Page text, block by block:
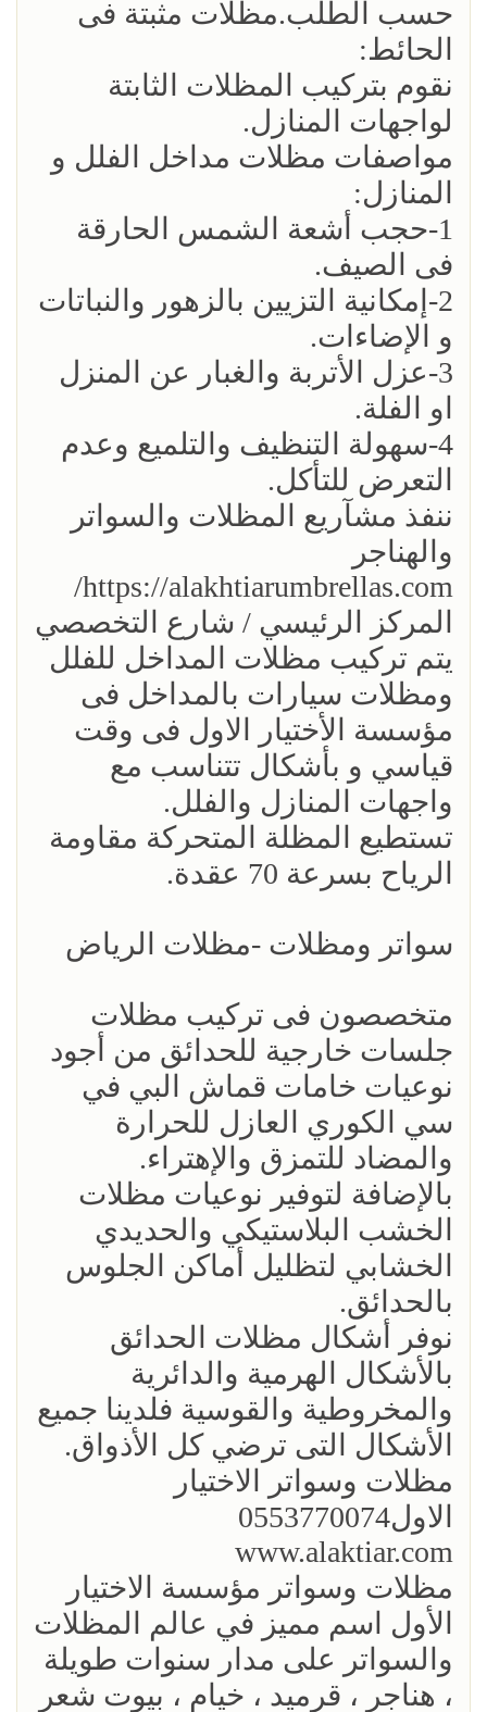
حسب الطلب.مظلات مثبتة فى
الحائط:
نقوم بتركيب المظلات الثابتة
لواجهات المنازل.
مواصفات مظلات مداخل الفلل و
المنازل:
1-حجب أشعة الشمس الحارقة
فى الصيف.
2-إمكانية التزيين بالزهور والنباتات
و الإضاءات.
3-عزل الأتربة والغبار عن المنزل
او الفلة.
4-سهولة التنظيف والتلميع وعدم
التعرض للتأكل.
ننفذ مشآريع المظلات والسواتر
والهناجر
https://alakhtiarumbrellas.com/
المركز الرئيسي / شارع التخصصي
يتم تركيب مظلات المداخل للفلل
ومظلات سيارات بالمداخل فى
مؤسسة الأختيار الاول فى وقت
قياسي و بأشكال تتناسب مع
واجهات المنازل والفلل.
تستطيع المظلة المتحركة مقاومة
الرياح بسرعة 70 عقدة.
سواتر ومظلات -مظلات الرياض
متخصصون فى تركيب مظلات
جلسات خارجية للحدائق من أجود
نوعيات خامات قماش البي في
سي الكوري العازل للحرارة
والمضاد للتمزق والإهتراء.
بالإضافة لتوفير نوعيات مظلات
الخشب البلاستيكي والحديدي
الخشابي لتظليل أماكن الجلوس
بالحدائق.
نوفر أشكال مظلات الحدائق
بالأشكال الهرمية والدائرية
والمخروطية والقوسية فلدينا جميع
الأشكال التى ترضي كل الأذواق.
مظلات وسواتر الاختيار
الاول0553770074
www.alaktiar.com
مظلات وسواتر مؤسسة الاختيار
الأول اسم مميز في عالم المظلات
والسواتر على مدار سنوات طويلة
، هناجر ، قرميد ، خيام ، بيوت شعر